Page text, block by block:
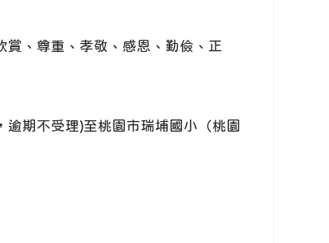
、尊重、孝敬、感恩、勤儉、正
期不受理)至桃園市瑞埔國小（桃園